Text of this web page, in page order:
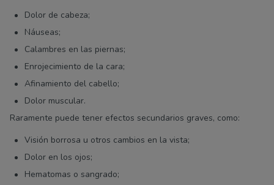
Dolor de cabeza;
Náuseas;
Calambres en las piernas;
Enrojecimiento de la cara;
Afinamiento del cabello;
Dolor muscular.
Raramente puede tener efectos secundarios graves, como:
Visión borrosa u otros cambios en la vista;
Dolor en los ojos;
Hematomas o sangrado;